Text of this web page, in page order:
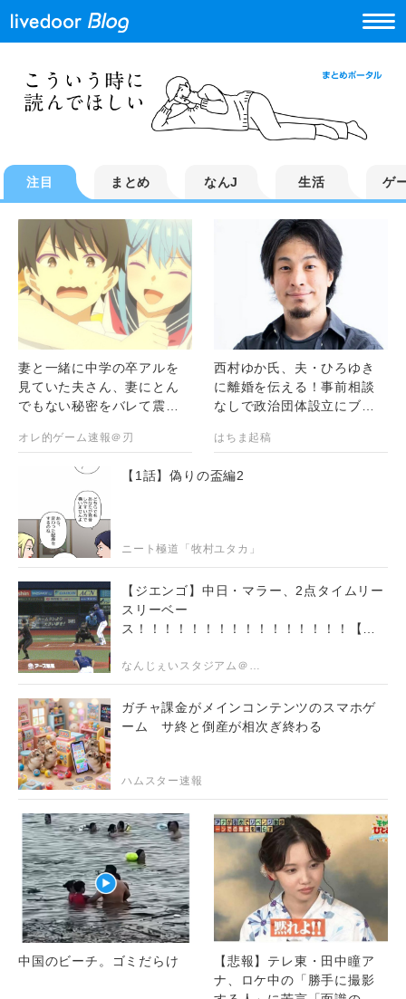
注目 まとめ なんJ 生活 ゲ
妻と一緒に中学の卒アルを
見ていた夫さん、妻にとん
でもない秘密をバレて震え
オレ的ゲーム速報＠刃
西村ゆか氏、夫・ひろゆき
に離婚を伝える！事前相談
なしで政治団体設立にブチ
はちま起稿
【1話】偽りの盃編2
ニート極道「牧村ユタカ」
【ジエンゴ】中日・マラー、2点タイムリー
スリーベー
ス！！！！！！！！！！！！！！！！【阪
ガチャ課金がメインコンテンツのスマホゲ
ーム サ終と倒産が相次ぎ終わる
ハムスター速報
中国のビーチ。ゴミだらけ
【悲報】テレ東・田中瞳ア
ナ、ロケ中の「勝手に撮影